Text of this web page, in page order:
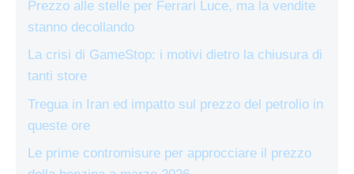
Prezzo alle stelle per Ferrari Luce, ma la vendite
stanno decollando
La crisi di GameStop: i motivi dietro la chiusura di
tanti store
Tregua in Iran ed impatto sul prezzo del petrolio in
queste ore
Le prime contromisure per approcciare il prezzo